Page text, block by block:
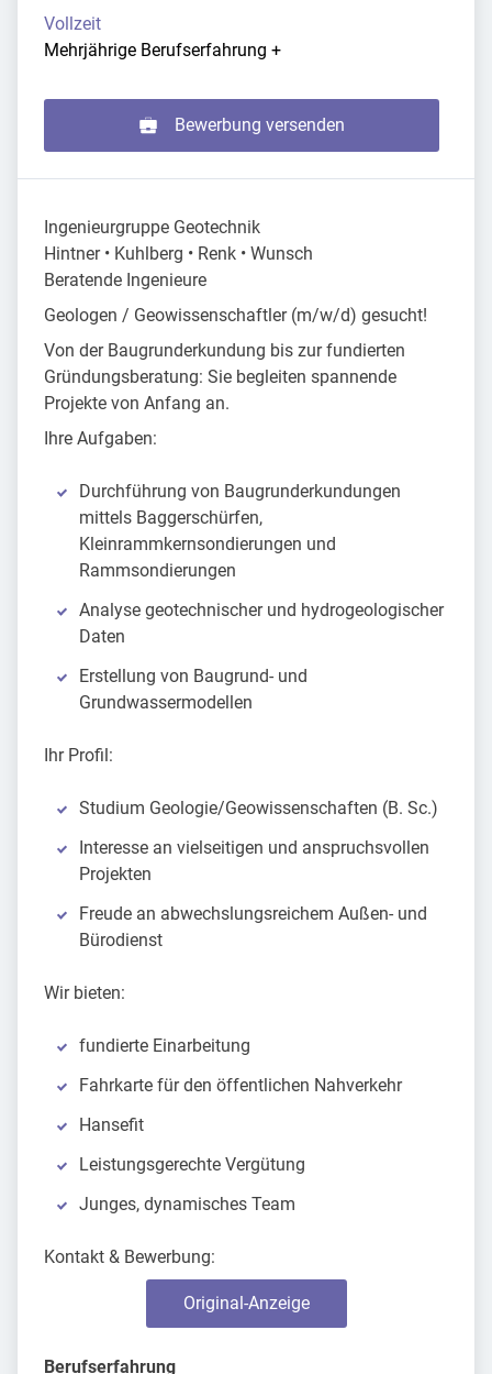
Vollzeit
Mehrjährige Berufserfahrung +
Bewerbung versenden
Ingenieurgruppe Geotechnik
Hintner • Kuhlberg • Renk • Wunsch
Beratende Ingenieure
Geologen / Geowissenschaftler (m/w/d) gesucht!
Von der Baugrunderkundung bis zur fundierten
Gründungsberatung: Sie begleiten spannende
Projekte von Anfang an.
Ihre Aufgaben:
Durchführung von Baugrunderkundungen
mittels Baggerschürfen,
Kleinrammkernsondierungen und
Rammsondierungen
Analyse geotechnischer und hydrogeologischer
Daten
Erstellung von Baugrund- und
Grundwassermodellen
Ihr Profil:
Studium Geologie/Geowissenschaften (B. Sc.)
Interesse an vielseitigen und anspruchsvollen
Projekten
Freude an abwechslungsreichem Außen- und
Bürodienst
Wir bieten:
fundierte Einarbeitung
Fahrkarte für den öffentlichen Nahverkehr
Hansefit
Leistungsgerechte Vergütung
Junges, dynamisches Team
Kontakt & Bewerbung:
Original-Anzeige
Berufserfahrung